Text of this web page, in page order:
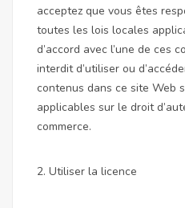
acceptez que vous êtes
toutes les lois locales
d’accord avec l’une de ces
interdit d’utiliser ou
contenus dans ce site Web
applicables sur le droit
commerce.
2. Utiliser la licence